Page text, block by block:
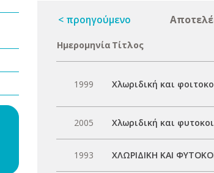
< προηγούμενο
Ημερομηνία Τίτλος
1999 Χλωριδική και
2005 Χλωριδική και
1993 ΧΛΩΡΙΔΙΚΗ ΚΑΙ